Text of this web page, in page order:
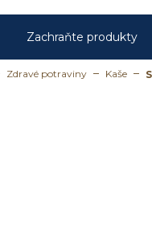
Zachraňte produkty
Zdravé potraviny Kaše